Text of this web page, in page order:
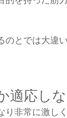
とでは大違
適応し
り非常に激し